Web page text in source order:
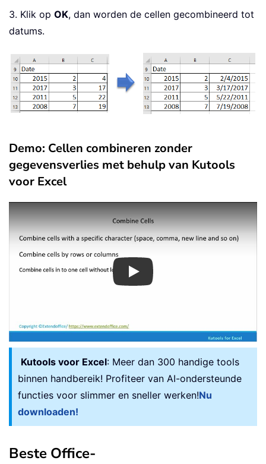
3. Klik op OK, dan worden de cellen gecombineerd tot
datums.
Demo: Cellen combineren zonder
gegevensverlies met behulp van Kutools
voor Excel
Play
Kutools voor Excel: Meer dan 300 handige tools
binnen handbereik! Profiteer van AI-ondersteunde
functies voor slimmer en sneller werken!Nu
downloaden!
Beste Office-